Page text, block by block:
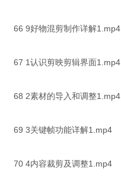
66 9好物混剪制作详解1.mp4
67 1认识剪映剪辑界面1.mp4
68 2素材的导入和调整1.mp4
69 3关键帧功能详解1.mp4
70 4内容裁剪及调整1.mp4